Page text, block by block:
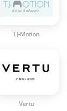
TJ-Motion
Vertu